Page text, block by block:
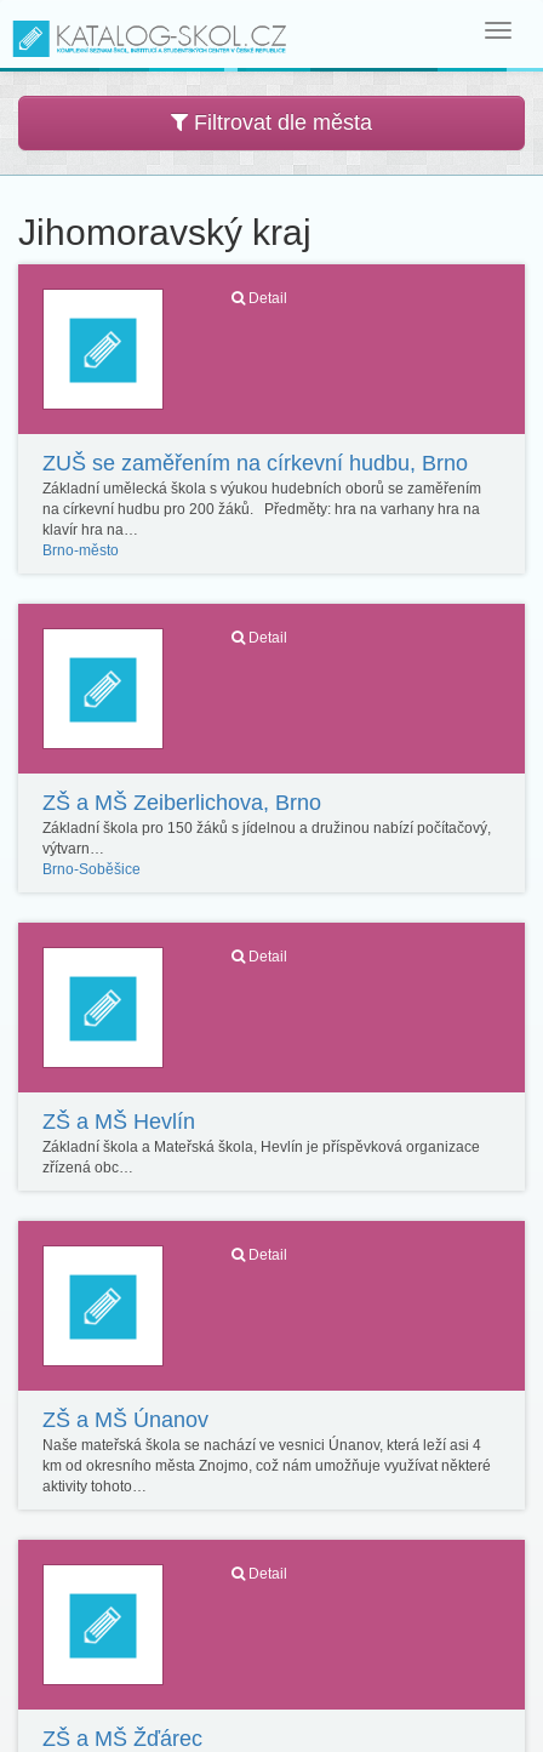
Filtrovat dle města
Jihomoravský kraj
Detail
ZUŠ se zaměřením na církevní hudbu, Brno
Základní umělecká škola s výukou hudebních oborů se zaměřením
na církevní hudbu pro 200 žáků. Předměty: hra na varhany hra na
klavír hra na…
Brno-město
Detail
ZŠ a MŠ Zeiberlichova, Brno
Základní škola pro 150 žáků s jídelnou a družinou nabízí počítačový,
výtvarn…
Brno-Soběšice
Detail
ZŠ a MŠ Hevlín
Základní škola a Mateřská škola, Hevlín je příspěvková organizace
zřízená obc…
Detail
ZŠ a MŠ Únanov
Naše mateřská škola se nachází ve vesnici Únanov, která leží asi 4
km od okresního města Znojmo, což nám umožňuje využívat některé
aktivity tohoto…
Detail
ZŠ a MŠ Žďárec